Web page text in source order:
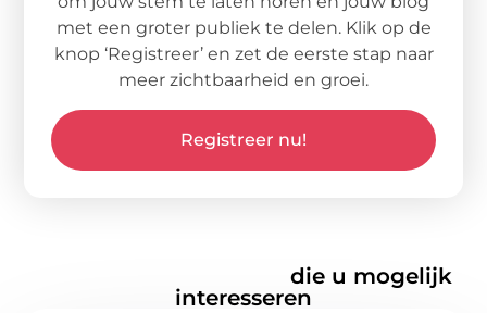
met een groter publiek te delen. Klik op de
knop ‘Registreer’ en zet de eerste stap naar
meer zichtbaarheid en groei.
Registreer nu!
die u mogelijk
interesseren